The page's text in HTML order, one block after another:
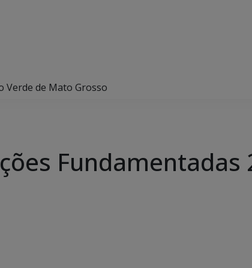
Verde de Mato Grosso
Fundamentadas